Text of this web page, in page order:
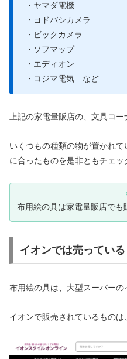
・ヤマダ電機
・ヨドバシカメラ
・ビックカメラ
・ソフマップ
・エディオン
・コジマ電気 など
上記の家電量販店の、文具コ
いくつもの種類の物が置かれ
に合ったものを是非ともチェッ
布用絵の具は家電量販店でも
イオンでは売っている
布用絵の具は、大型スーパーの
イオンで販売されているものは